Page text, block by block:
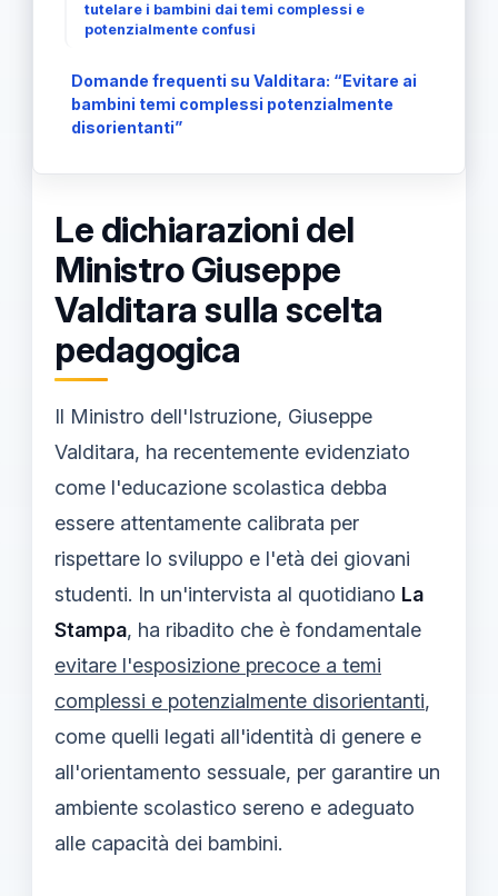
tutelare i bambini dai temi complessi e
potenzialmente confusi
Domande frequenti su Valditara: “Evitare ai
bambini temi complessi potenzialmente
disorientanti”
Le dichiarazioni del
Ministro Giuseppe
Valditara sulla scelta
pedagogica
Il Ministro dell'Istruzione, Giuseppe
Valditara, ha recentemente evidenziato
come l'educazione scolastica debba
essere attentamente calibrata per
rispettare lo sviluppo e l'età dei giovani
studenti. In un'intervista al quotidiano La
Stampa, ha ribadito che è fondamentale
evitare l'esposizione precoce a temi
complessi e potenzialmente disorientanti,
come quelli legati all'identità di genere e
all'orientamento sessuale, per garantire un
ambiente scolastico sereno e adeguato
alle capacità dei bambini.